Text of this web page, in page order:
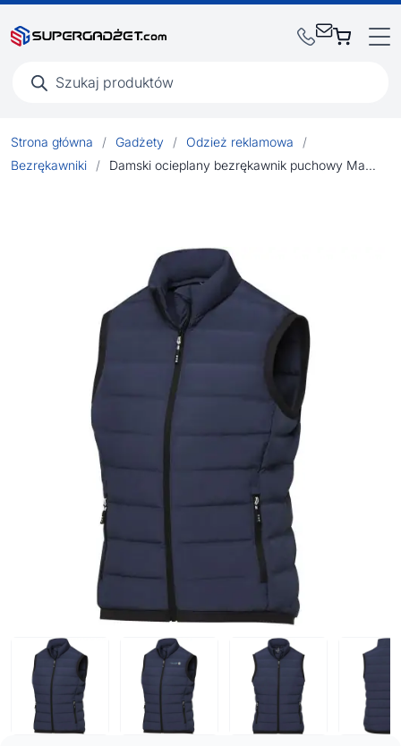
produktów
Strona główna / Gadżety / Odzież reklamowa
/
Bezrękawniki
/ Damski ocieplany bezrękawnik puchowy Macin